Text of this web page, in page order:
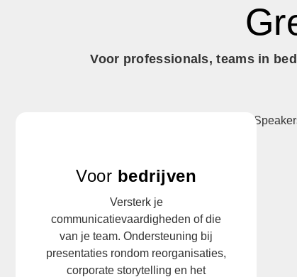
Voor professionals, teams in
Voor bedrijven
Versterk je
communicatievaardigheden of die
van je team. Ondersteuning bij
presentaties rondom reorganisaties,
corporate storytelling en het